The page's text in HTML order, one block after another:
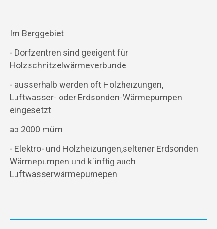
Im Berggebiet
- Dorfzentren sind geeigent für
Holzschnitzelwärmeverbunde
- ausserhalb werden oft Holzheizungen,
Luftwasser- oder Erdsonden-Wärmepumpen
eingesetzt
ab 2000 müm
- Elektro- und Holzheizungen,seltener Erdsonden
Wärmepumpen und künftig auch
Luftwasserwärmepumepen